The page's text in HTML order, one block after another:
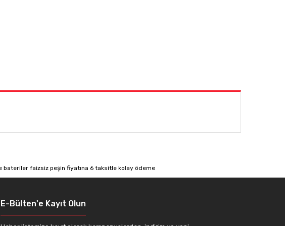
E-Bülten'e Kayıt Olun